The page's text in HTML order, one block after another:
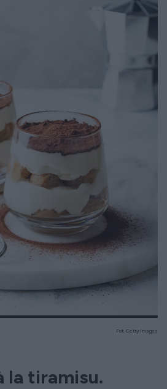
Fot. Getty Images
la tiramisu.